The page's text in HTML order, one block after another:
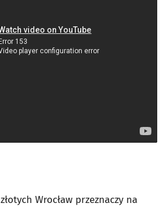
złotych Wrocław przeznaczy na